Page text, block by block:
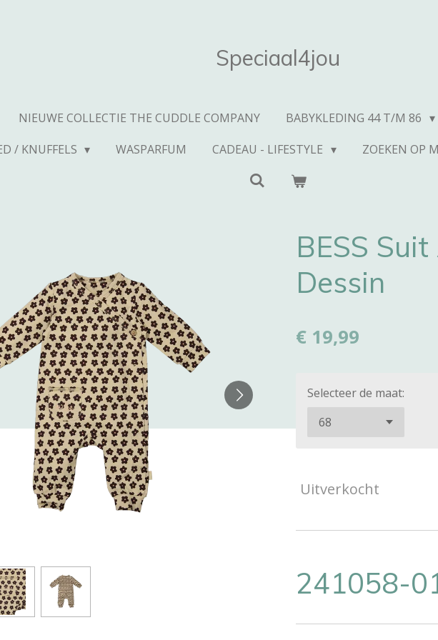
Speciaal4jou
NIEUWE COLLECTIE THE CUDDLE COMPANY
BABYKLEDING 44 T/M 86
/ KNUFFELS
WASPARFUM CADEAU - LIFESTYLE ZOEKEN OP
BESS
Dessin
€ 19,99
Selecteer de maat:
Uitverkocht
241058-